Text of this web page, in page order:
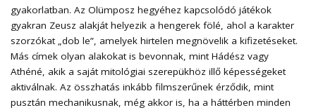
gyakorlatban. Az Olümposz hegyéhez kapcsolódó játékok
gyakran Zeusz alakját helyezik a hengerek fölé, ahol a karakter
szorzókat „dob le”, amelyek hirtelen megnövelik a kifizetéseket.
Más címek olyan alakokat is bevonnak, mint Hádész vagy
Athéné, akik a saját mitológiai szerepükhöz illő képességeket
aktiválnak. Az összhatás inkább filmszerűnek érződik, mint
pusztán mechanikusnak, még akkor is, ha a háttérben minden